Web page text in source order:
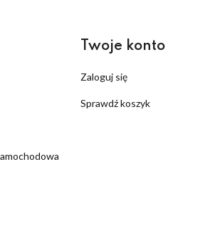
Twoje konto
Zaloguj się
Sprawdź koszyk